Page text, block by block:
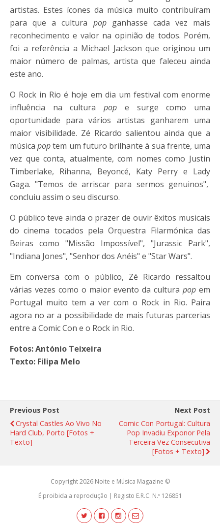
artistas. Estes ícones da música muito contribuíram
para que a cultura popganhasse cada vez mais
reconhecimento e valor na opinião de todos. Porém,
foi a referência a Michael Jackson que originou um
maior número de palmas, artista que faleceu ainda
este ano.
O Rock in Rio é hoje em dia um festival com enorme
influência na culturapop e surge como uma
oportunidade para vários artistas ganharem uma
maior visibilidade. Zé Ricardo salientou ainda que a
músicapoptem um futuro brilhante à sua frente, uma
vez que conta, atualmente, com nomes como Justin
Timberlake, Rihanna, Beyoncé, Katy Perry e Lady
Gaga. "Temos de arriscar para sermos genuinos",
concluiu assim o seu discurso.
O público teve ainda o prazer de ouvir êxitos musicais
do cinema tocados pela Orquestra Filarmónica das
Beiras como "Missão Impossível", "Jurassic Park",
"Indiana Jones", "Senhor dos Anéis" e "Star Wars".
Em conversa com o público, Zé Ricardo ressaltou
várias vezes como o maior evento da culturapop em
Portugal muito tem a ver com o Rock in Rio. Paira
agora no ar a possibilidade de mais futuras parcerias
entre a Comic Con e o Rock in Rio.
Fotos: António Teixeira
Texto: Filipa Melo
Previous Post
Crystal Castles Ao Vivo No
Hard Club, Porto [fotos +
Texto]
Next Post
Comic Con Portugal: Cultura
Pop Invadiu Exponor Pela
Terceira Vez Consecutiva
[fotos + Texto]
Copyright 2026 Noite e Música Magazine ©
É proibida a reprodução | Registo E.R.C. N.º 126851